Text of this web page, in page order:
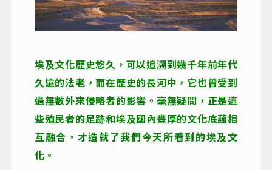
埃及文化歷史悠久，可以追溯到幾千年前年代
久遠的法老，而在歷史的長河中，它也曾受到
過無數外來侵略者的影響。毫無疑問，正是這
些殖民者的足跡和埃及國內豐厚的文化底蘊相
互融合，才造就了我們今天所看到的埃及文
化。